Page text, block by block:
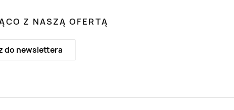
Z NASZĄ OFERTĄ
do newslettera